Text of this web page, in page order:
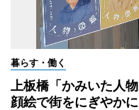
暮らす・働く
上板橋「かみいた
顔絵で街をにぎやかに